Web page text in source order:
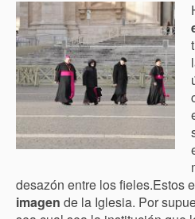
desazón entre los fieles.Estos
imagen de la Iglesia. Por